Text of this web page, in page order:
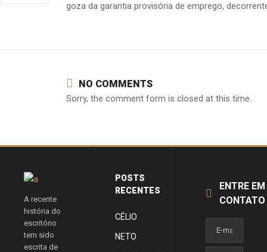
goza da garantia provisória de emprego,
NO COMMENTS
Sorry, the comment form is closed at this time.
A recente
história do
escritório
tem sido
escrita de
POSTS
RECENTES
CÉLIO
NETO
ENTRE EM
CONTATO